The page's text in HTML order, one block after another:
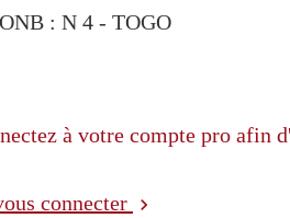
: N 4 - TOGO
à votre compte pro afin
connecter
chevron_right